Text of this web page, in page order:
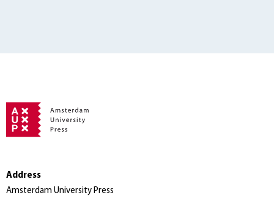
Address
Amsterdam University Press